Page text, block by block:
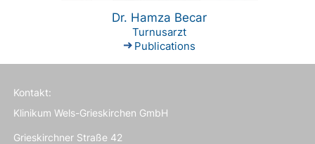
Dr. Hamza Becar
Turnusarzt
Publications
Kontakt:
Klinikum Wels-Grieskirchen GmbH
Grieskirchner Straße 42